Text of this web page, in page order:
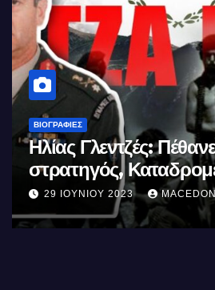
ΒΙΟΓΡΑΦΊΕΣ
Μέγας Αλέξανδρος: Ο
Ελλήνων
11 ΙΟΥΝΊΟΥ 2023